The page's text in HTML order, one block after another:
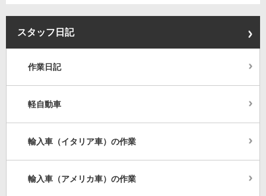
スタッフ日記
作業日記
軽自動車
輸入車（イタリア車）の作業
輸入車（アメリカ車）の作業